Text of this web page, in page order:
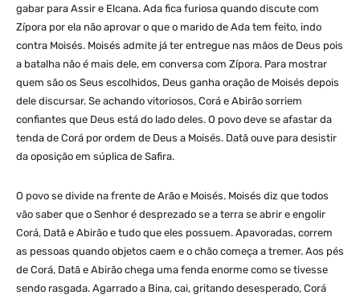
gabar para Assir e Elcana. Ada fica furiosa quando discute com
Zípora por ela não aprovar o que o marido de Ada tem feito, indo
contra Moisés. Moisés admite já ter entregue nas mãos de Deus pois
a batalha não é mais dele, em conversa com Zípora. Para mostrar
quem são os Seus escolhidos, Deus ganha oração de Moisés depois
dele discursar. Se achando vitoriosos, Corá e Abirão sorriem
confiantes que Deus está do lado deles. O povo deve se afastar da
tenda de Corá por ordem de Deus a Moisés. Datã ouve para desistir
da oposição em súplica de Safira.
O povo se divide na frente de Arão e Moisés. Moisés diz que todos
vão saber que o Senhor é desprezado se a terra se abrir e engolir
Corá, Datã e Abirão e tudo que eles possuem. Apavoradas, correm
as pessoas quando objetos caem e o chão começa a tremer. Aos pés
de Corá, Datã e Abirão chega uma fenda enorme como se tivesse
sendo rasgada. Agarrado a Bina, cai, gritando desesperado, Corá